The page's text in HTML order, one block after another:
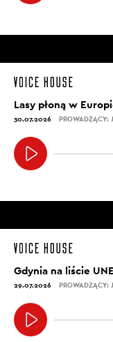
Lasy płoną w
30.07.2026 PROWADZĄCY:
Gdynia na liście
29.07.2026 PROWADZĄCY: